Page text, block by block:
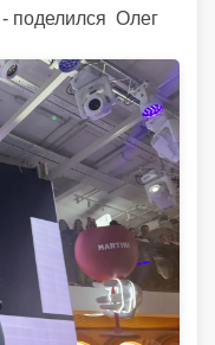
поделился Олег